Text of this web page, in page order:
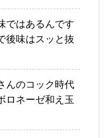
ではあるんです
後味はスッと抜
んのコック時代
ロネーゼ和え玉